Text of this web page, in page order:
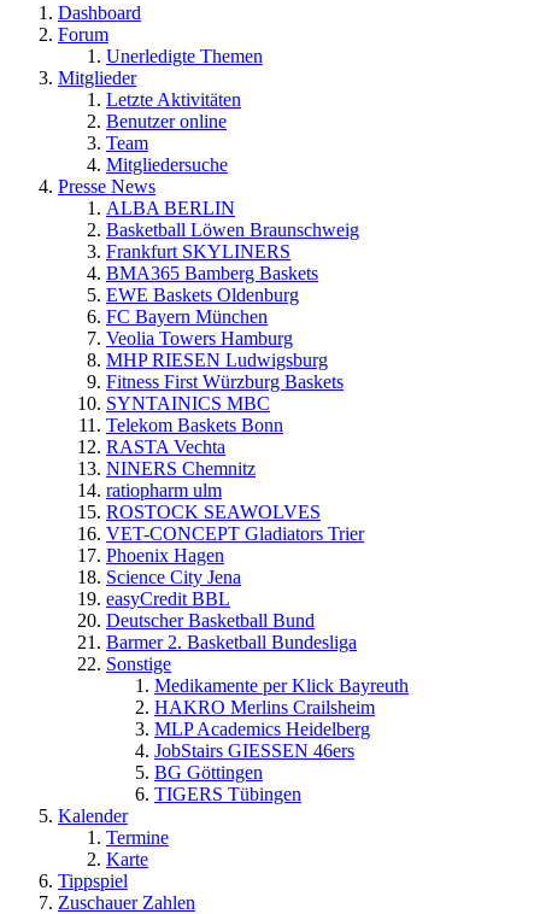
Dashboard
Forum
Unerledigte Themen
Mitglieder
Letzte Aktivitäten
Benutzer online
Team
Mitgliedersuche
Presse News
ALBA BERLIN
Basketball Löwen Braunschweig
Frankfurt SKYLINERS
BMA365 Bamberg Baskets
EWE Baskets Oldenburg
FC Bayern München
Veolia Towers Hamburg
MHP RIESEN Ludwigsburg
Fitness First Würzburg Baskets
SYNTAINICS MBC
Telekom Baskets Bonn
RASTA Vechta
NINERS Chemnitz
ratiopharm ulm
ROSTOCK SEAWOLVES
VET-CONCEPT Gladiators Trier
Phoenix Hagen
Science City Jena
easyCredit BBL
Deutscher Basketball Bund
Barmer 2. Basketball Bundesliga
Sonstige
Medikamente per Klick Bayreuth
HAKRO Merlins Crailsheim
MLP Academics Heidelberg
JobStairs GIESSEN 46ers
BG Göttingen
TIGERS Tübingen
Kalender
Termine
Karte
Tippspiel
Zuschauer Zahlen